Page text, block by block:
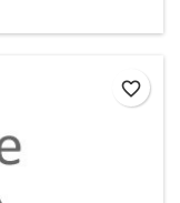
favorite_border